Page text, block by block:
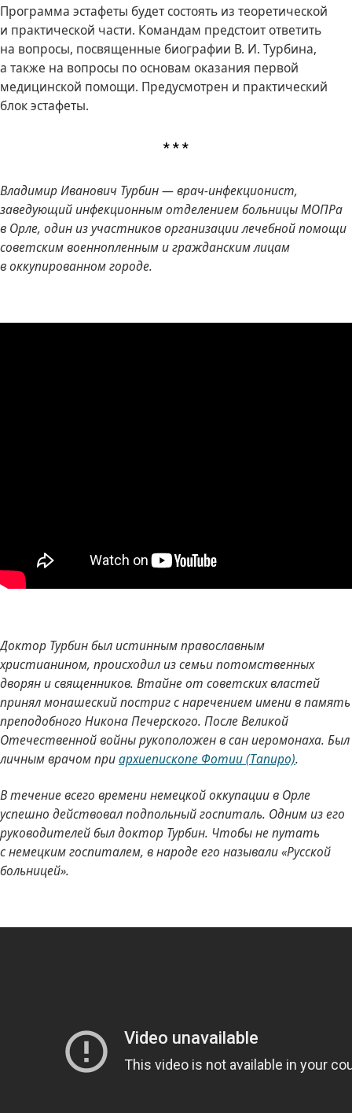
Программа эстафеты будет состоять из теоретической
и практической части. Командам предстоит ответить
на вопросы, посвященные биографии В. И. Турбина,
а также на вопросы по основам оказания первой
медицинской помощи. Предусмотрен и практический
блок эстафеты.
* * *
Владимир Иванович Турбин — врач-инфекционист,
заведующий инфекционным отделением больницы МОПРа
в Орле, один из участников организации лечебной помощи
советским военнопленным и гражданским лицам
в оккупированном городе.
Доктор Турбин был истинным православным
христианином, происходил из семьи потомственных
дворян и священников. Втайне от советских властей
принял монашеский постриг с наречением имени в память
преподобного Никона Печерского. После Великой
Отечественной войны рукоположен в сан иеромонаха. Был
личным врачом приархиепископе Фотии (Тапиро).
В течение всего времени немецкой оккупации в Орле
успешно действовал подпольный госпиталь. Одним из его
руководителей был доктор Турбин. Чтобы не путать
с немецким госпиталем, в народе его называли «Русской
больницей».